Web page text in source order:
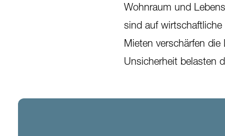
Wohnraum und
sind auf
Mieten verschärfen
Unsicherheit belasten